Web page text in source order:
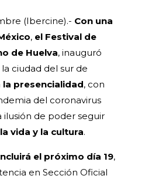
(Ibercine).- Con una
, el Festival de
de Huelva, inauguró
ciudad del sur de
presencialidad, con
del coronavirus
ilusión de poder seguir
vida y la cultura.
el próximo día 19,
en Sección Oficial